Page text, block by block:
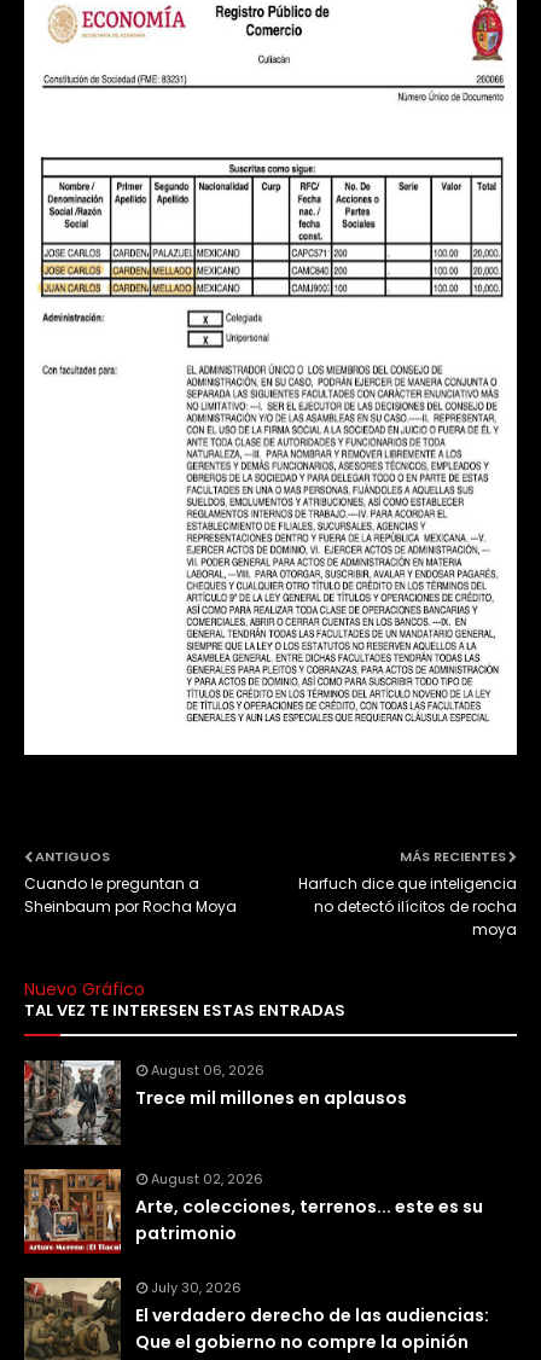
MÁS RECIENTES
Harfuch dice que inteligencia
no detectó ilícitos de rocha
moya
ANTIGUOS
Cuando le preguntan a
Sheinbaum por Rocha Moya
Nuevo Gráfico
TAL VEZ TE INTERESEN ESTAS ENTRADAS
August 06, 2026
Trece mil millones en aplausos
August 02, 2026
Arte, colecciones, terrenos... este es su
patrimonio
July 30, 2026
El verdadero derecho de las audiencias:
Que el gobierno no compre la opinión